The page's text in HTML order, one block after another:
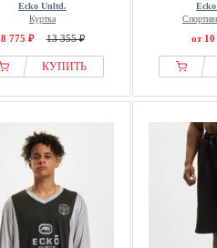
Ecko Unltd.
Куртка
8 775 ₽ 13 355 ₽
КУПИТЬ
от